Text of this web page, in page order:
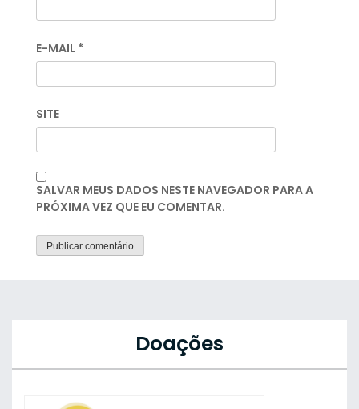
E-MAIL *
SITE
SALVAR MEUS DADOS NESTE NAVEGADOR PARA A
PRÓXIMA VEZ QUE EU COMENTAR.
Doações